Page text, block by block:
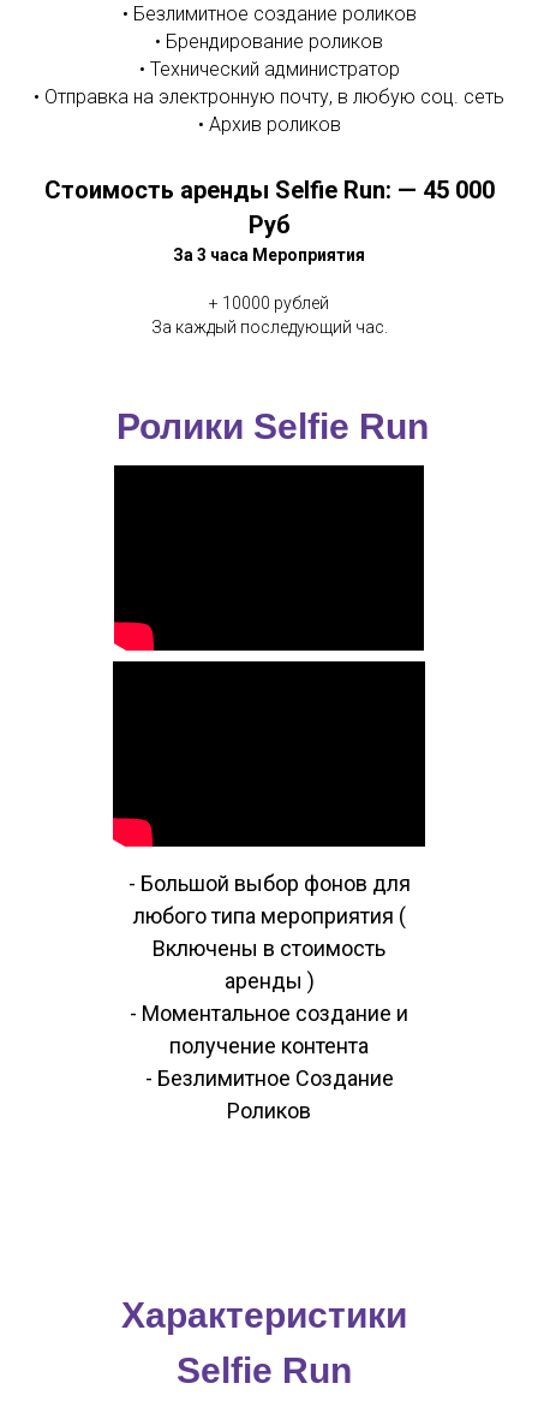
• Безлимитное создание роликов
• Брендирование роликов
• Технический администратор
• Отправка на электронную почту, в любую соц. сеть
• Архив роликов
Стоимость аренды Selfie Run: — 45 000
Руб
За 3 часа Мероприятия
+ 10000 рублей
За каждый последующий час.
Ролики Selfie Run
- Большой выбор фонов для
любого типа мероприятия (
Включены в стоимость
аренды )
- Моментальное создание и
получение контента
- Безлимитное Создание
Роликов
Характеристики
Selfie Run